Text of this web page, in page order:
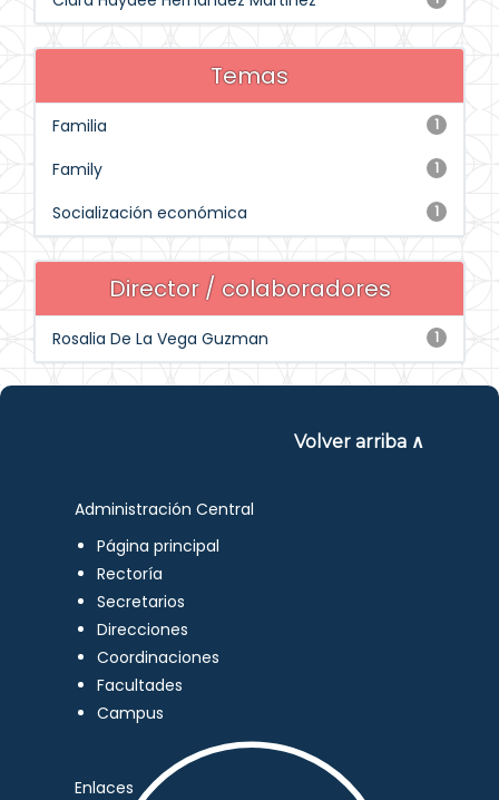
Temas
1
Familia
1
Family
1
Socialización económica
Director / colaboradores
1
Rosalia De La Vega Guzman
Volver arriba ∧
Administración Central
Página principal
Rectoría
Secretarios
Direcciones
Coordinaciones
Facultades
Campus
Enlaces